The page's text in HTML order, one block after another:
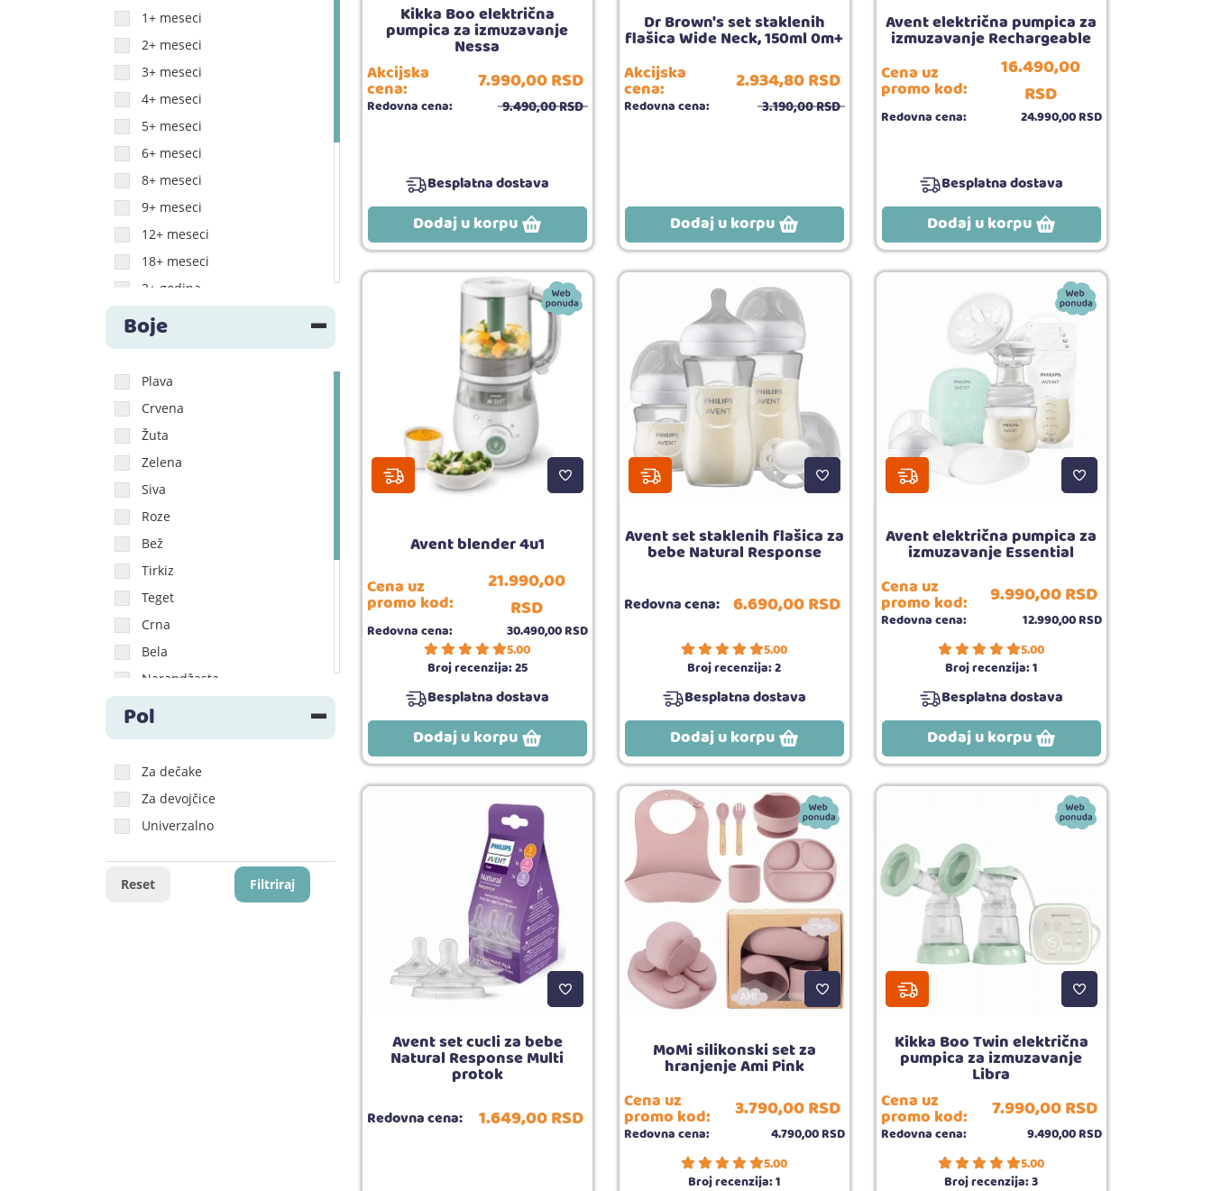
1+ meseci
2+ meseci
3+ meseci
4+ meseci
5+ meseci
6+ meseci
8+ meseci
9+ meseci
12+ meseci
18+ meseci
2+ godina
3+ godina
4+ godina
Boje
Plava
Crvena
Žuta
Zelena
Siva
Roze
Bež
Tirkiz
Teget
Crna
Bela
Narandžasta
Ljubičasta
Pol
Za dečake
Za devojčice
Univerzalno
Reset Filtriraj
Kikka Boo električna
pumpica za izmuzavanje
Nessa
Akcijska
cena: 7.990,00RSD
Redovna cena: 9.490,00RSD
Besplatna dostava
Dodaj u korpu
Dr Brown's set staklenih
flašica Wide Neck, 150ml 0m+
Akcijska
cena: 2.934,80RSD
Redovna cena: 3.190,00RSD
Dodaj u korpu
Avent električna pumpica za
izmuzavanje Rechargeable
Cena uz
promo kod:
16.490,00
RSD
Redovna cena: 24.990,00RSD
Besplatna dostava
Dodaj u korpu
Avent blender 4u1
Cena uz
promo kod:
21.990,00
RSD
Redovna cena: 30.490,00RSD
5.00
Broj recenzija:25
Besplatna dostava
Dodaj u korpu
Avent set staklenih flašica za
bebe Natural Response
Redovna cena: 6.690,00RSD
5.00
Broj recenzija:2
Besplatna dostava
Dodaj u korpu
Avent električna pumpica za
izmuzavanje Essential
Cena uz
promo kod: 9.990,00RSD
Redovna cena: 12.990,00RSD
5.00
Broj recenzija:1
Besplatna dostava
Dodaj u korpu
Avent set cucli za bebe
Natural Response Multi
protok
Redovna cena: 1.649,00RSD
MoMi silikonski set za
hranjenje Ami Pink
Cena uz
promo kod: 3.790,00RSD
Redovna cena: 4.790,00RSD
5.00
Broj recenzija:1
Kikka Boo Twin električna
pumpica za izmuzavanje
Libra
Cena uz
promo kod: 7.990,00RSD
Redovna cena: 9.490,00RSD
5.00
Broj recenzija:3